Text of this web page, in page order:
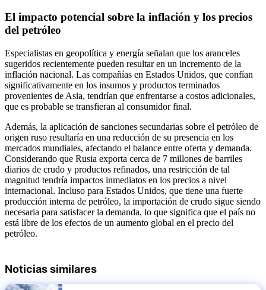
El impacto potencial sobre la inflación y los precios
del petróleo
Especialistas en geopolítica y energía señalan que los aranceles
sugeridos recientemente pueden resultar en un incremento de la
inflación nacional. Las compañías en Estados Unidos, que confían
significativamente en los insumos y productos terminados
provenientes de Asia, tendrían que enfrentarse a costos adicionales,
que es probable se transfieran al consumidor final.
Además, la aplicación de sanciones secundarias sobre el petróleo de
origen ruso resultaría en una reducción de su presencia en los
mercados mundiales, afectando el balance entre oferta y demanda.
Considerando que Rusia exporta cerca de 7 millones de barriles
diarios de crudo y productos refinados, una restricción de tal
magnitud tendría impactos inmediatos en los precios a nivel
internacional. Incluso para Estados Unidos, que tiene una fuerte
producción interna de petróleo, la importación de crudo sigue siendo
necesaria para satisfacer la demanda, lo que significa que el país no
está libre de los efectos de un aumento global en el precio del
petróleo.
Noticias similares